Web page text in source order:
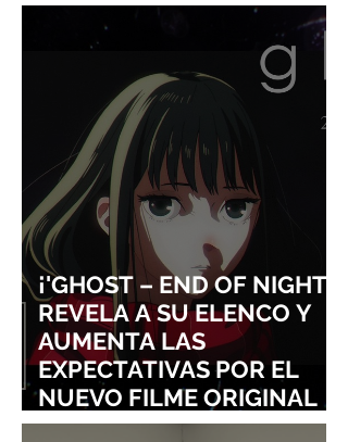
¡'GHOST – END OF NIGHT'
REVELA A SU ELENCO Y
AUMENTA LAS
EXPECTATIVAS POR EL
NUEVO FILME ORIGINAL
DE SHINGO NATSUME!